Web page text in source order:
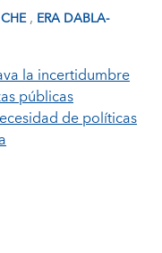
, ERA DABLA-
la incertidumbre
públicas
de políticas